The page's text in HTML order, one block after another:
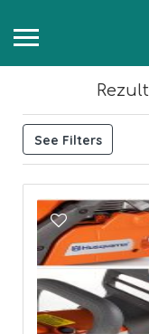
See Filters